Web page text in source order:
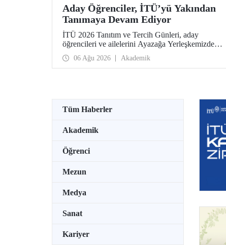
Aday Öğrenciler, İTÜ’yü Yakından
Tanımaya Devam Ediyor
İTÜ 2026 Tanıtım ve Tercih Günleri, aday
öğrencileri ve ailelerini Ayazağa Yerleşkemizde
ağırlamaya devam ediyor. Tanıtım ve Tercih
Günleri 7 Ağustos’ta tamamlanacak, ilgili fakülte
ve birimler adaylara bilgi vermeye devam edecek.
06 Ağu 2026 Akademik
Tüm Haberler
Akademik
Öğrenci
Mezun
Medya
Sanat
Kariyer